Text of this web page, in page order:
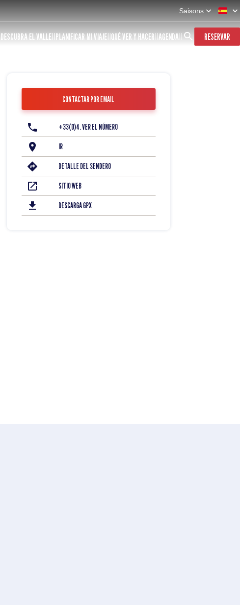
Saisons
DESCUBRA EL VALLE PLANIFICAR MI VIAJE QUÉ VER Y HACER AGENDA RESERVAR
CONTACTAR POR EMAIL
+33(0)4. VER EL NÚMERO
IR
DETALLE DEL SENDERO
SITIO WEB
DESCARGA GPX